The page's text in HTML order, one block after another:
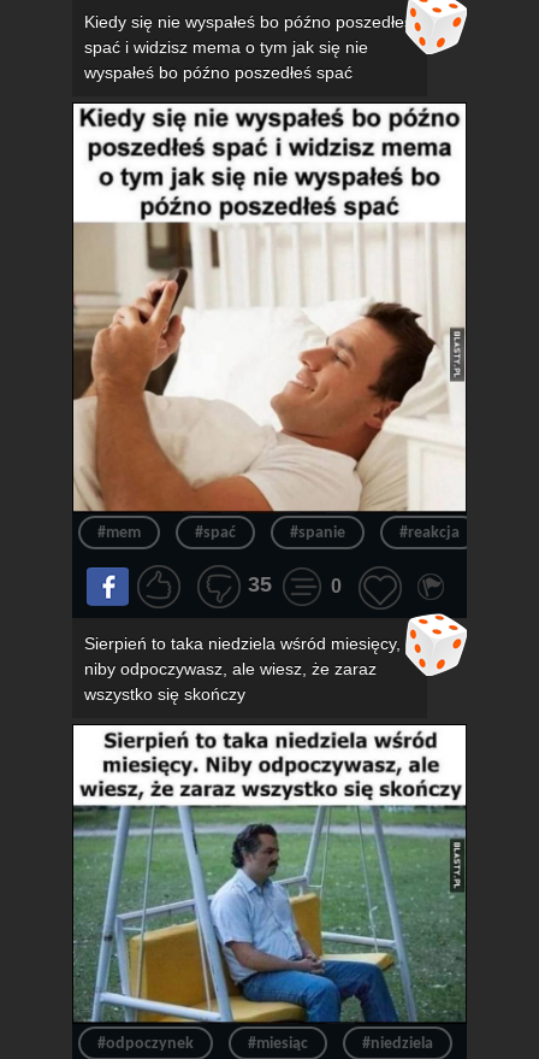
Kiedy się nie wyspałeś bo późno poszedłeś
spać i widzisz mema o tym jak się nie
wyspałeś bo późno poszedłeś spać
#mem #spać #spanie #reakcja
35 0
Sierpień to taka niedziela wśród miesięcy,
niby odpoczywasz, ale wiesz, że zaraz
wszystko się skończy
#odpoczynek #miesiąc #niedziela